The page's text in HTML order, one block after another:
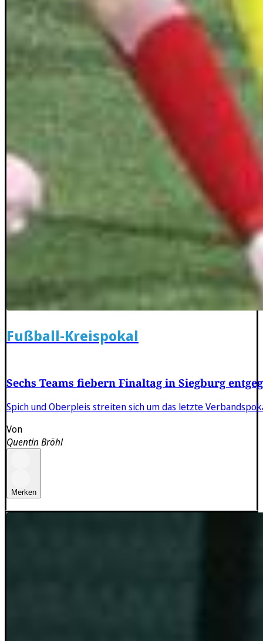
Fußball-Kreispokal
Sechs Teams fiebern Finaltag in Siegburg
Spich und Oberpleis streiten sich um das letzte
Von
Quentin Bröhl
Merken